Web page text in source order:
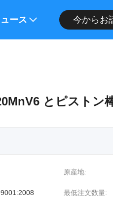
ださい
ース 今からお
とピストン
原産地:
最低注文数量: